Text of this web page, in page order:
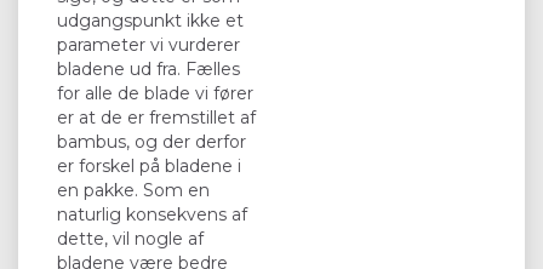
udgangspunkt ikke et
parameter vi vurderer
bladene ud fra. Fælles
for alle de blade vi fører
er at de er fremstillet af
bambus, og der derfor
er forskel på bladene i
en pakke. Som en
naturlig konsekvens af
dette, vil nogle af
bladene være bedre